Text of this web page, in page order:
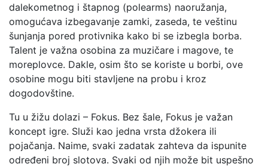
dalekometnog i štapnog (polearms) naoružanja,
omogućava izbegavanje zamki, zaseda, te veštinu
šunjanja pored protivnika kako bi se izbegla borba.
Talent je važna osobina za muzičare i magove, te
moreplovce. Dakle, osim što se koriste u borbi, ove
osobine mogu biti stavljene na probu i kroz
dogodovštine.
Tu u žižu dolazi – Fokus. Bez šale, Fokus je važan
koncept igre. Služi kao jedna vrsta džokera ili
pojačanja. Naime, svaki zadatak zahteva da ispunite
određeni broj slotova. Svaki od njih može bit uspešno